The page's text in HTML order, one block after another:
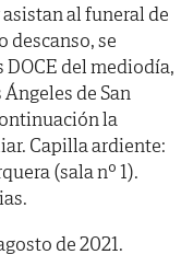
al funeral de
descanso, se
DOCE del mediodía,
de San
la
Capilla ardiente:
(sala nº 1).
de 2021.